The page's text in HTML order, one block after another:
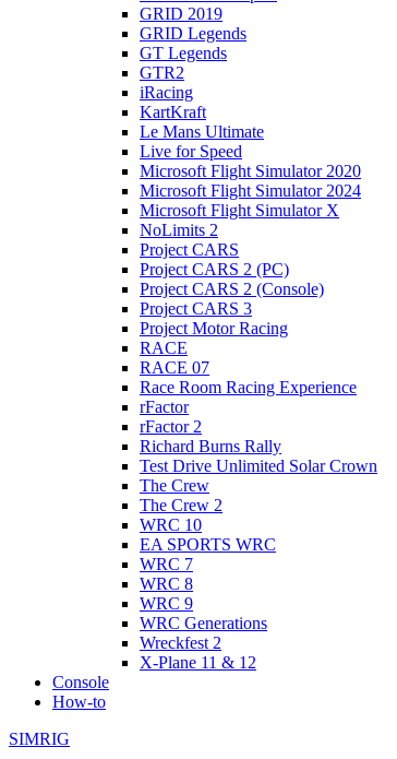
GRID 2019
GRID Legends
GT Legends
GTR2
iRacing
KartKraft
Le Mans Ultimate
Live for Speed
Microsoft Flight Simulator 2020
Microsoft Flight Simulator 2024
Microsoft Flight Simulator X
NoLimits 2
Project CARS
Project CARS 2 (PC)
Project CARS 2 (Console)
Project CARS 3
Project Motor Racing
RACE
RACE 07
Race Room Racing Experience
rFactor
rFactor 2
Richard Burns Rally
Test Drive Unlimited Solar Crown
The Crew
The Crew 2
WRC 10
EA SPORTS WRC
WRC 7
WRC 8
WRC 9
WRC Generations
Wreckfest 2
X-Plane 11 & 12
Console
How-to
SIMRIG